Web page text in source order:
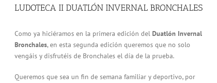
LUDOTECA II DUATLÓN INVERNAL BRONCHALES
Como ya hiciéramos en la primera edición del Duatlón Invernal
Bronchales, en esta segunda edición queremos que no solo
vengáis y disfrutéis de Bronchales el día de la prueba.
Queremos que sea un fin de semana familiar y deportivo, por